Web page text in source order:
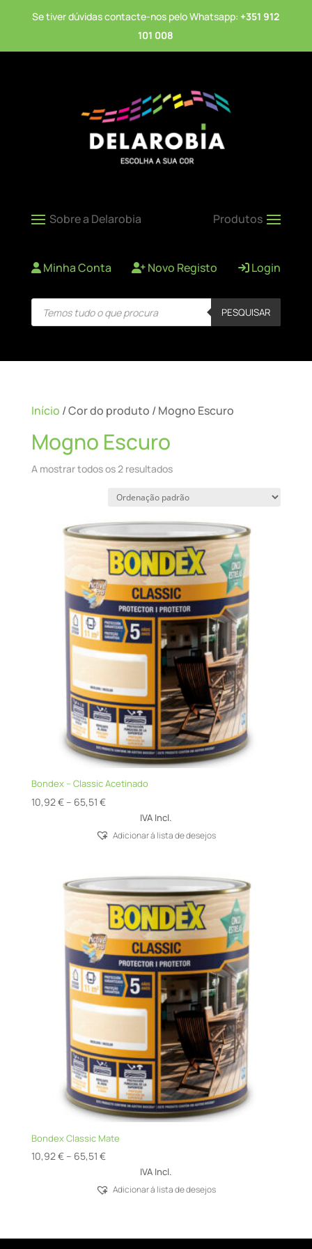
Se tiver dúvidas contacte-nos pelo Whatsapp: +351 912
101 008
Minha Conta Novo Registo Login
Products
search PESQUISAR
Início / Cor do produto / Mogno Escuro
Mogno Escuro
A mostrar todos os 2 resultados
Bondex – Classic Acetinado
10,92€ – 65,51 €Price
10,92 €
IVA Incl.
Adicionar á lista de desejos
Bondex Classic Mate
10,92€ – 65,51 €Price
10,92 €
IVA Incl.
Adicionar á lista de desejos